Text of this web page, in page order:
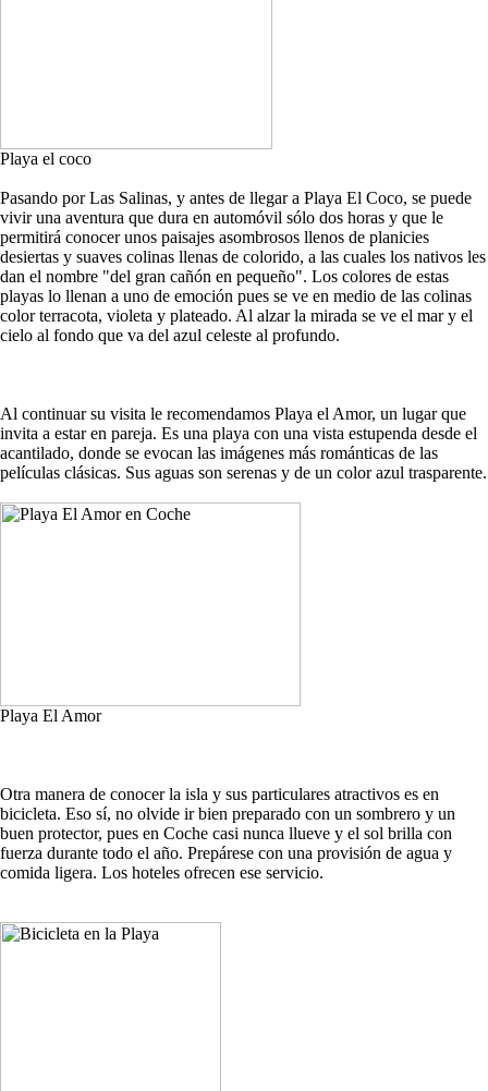
Playa el coco
Pasando por Las Salinas, y antes de llegar a Playa El Coco, se puede
vivir una aventura que dura en automóvil sólo dos horas y que le
permitirá conocer unos paisajes asombrosos llenos de planicies
desiertas y suaves colinas llenas de colorido, a las cuales los nativos les
dan el nombre "del gran cañón en pequeño". Los colores de estas
playas lo llenan a uno de emoción pues se ve en medio de las colinas
color terracota, violeta y plateado. Al alzar la mirada se ve el mar y el
cielo al fondo que va del azul celeste al profundo.
Al continuar su visita le recomendamos Playa el Amor, un lugar que
invita a estar en pareja. Es una playa con una vista estupenda desde el
acantilado, donde se evocan las imágenes más románticas de las
películas clásicas. Sus aguas son serenas y de un color azul trasparente.
Playa El Amor
Otra manera de conocer la isla y sus particulares atractivos es en
bicicleta. Eso sí, no olvide ir bien preparado con un sombrero y un
buen protector, pues en Coche casi nunca llueve y el sol brilla con
fuerza durante todo el año. Prepárese con una provisión de agua y
comida ligera. Los hoteles ofrecen ese servicio.